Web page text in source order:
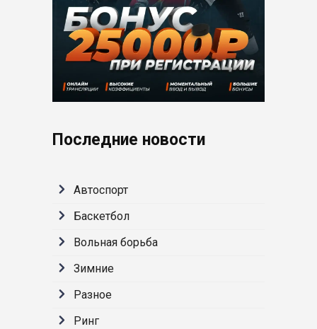
Последние новости
Автоспорт
Баскетбол
Вольная борьба
Зимние
Разное
Ринг